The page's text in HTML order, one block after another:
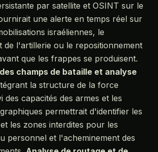
par satellite et OSINT sur le
une alerte en temps réel sur
israéliennes, le
de l'artillerie ou le repositionnement
que les frappes se produisent.
champs de bataille et analyse
la structure de la force
des capacités des armes et les
permettrait d'identifier les
les zones interdites pour les
personnel et l'acheminement des